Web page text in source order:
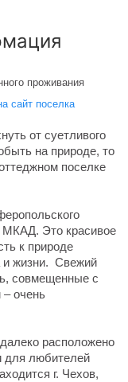
проживания
сайт поселка
от суетливого
на природе, то
поселке
МКАД. Это красивое
к природе
и жизни. Свежий
совмещенные с
– очень
расположено
для любителей
г. Чехов,